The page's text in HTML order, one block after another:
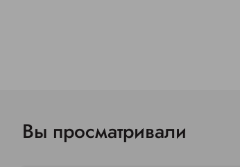
Вы просматривали